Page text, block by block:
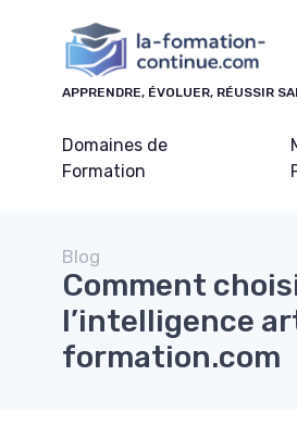
APPRENDRE, ÉVOLUER, RÉUSSIR
Domaines de
Formation
Blog
Comment
l’intelligence
formation.com